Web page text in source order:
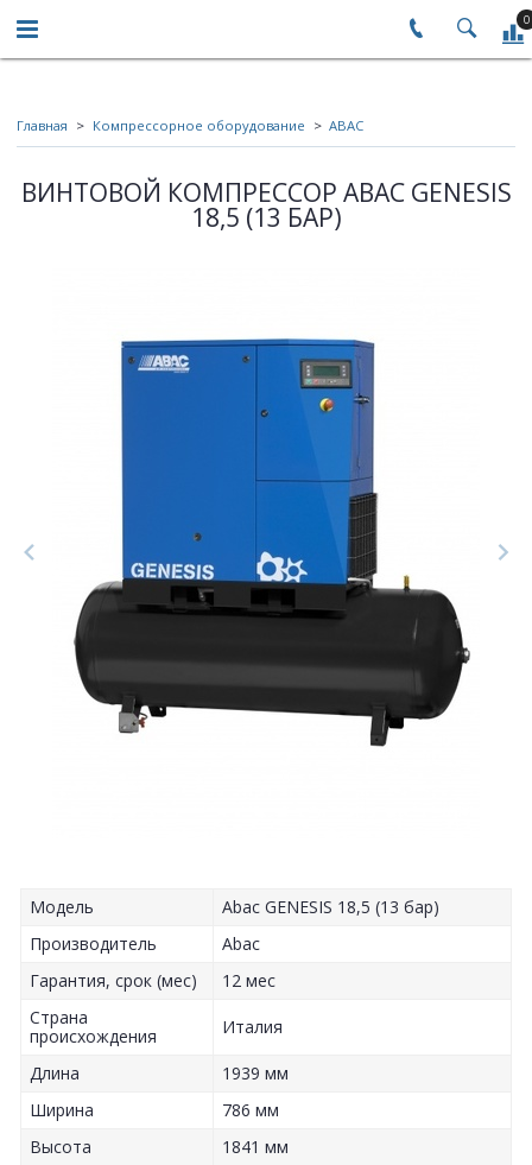
0
Главная Компрессорное оборудование ABAC
ВИНТОВОЙ КОМПРЕССОР ABAC GENESIS
18,5 (13 БАР)
Модель
Abac GENESIS 18,5 (13 бар)
Производитель
Abac
Гарантия, срок (мес)
12 мес
Страна
происхождения
Италия
Длина
1939 мм
Ширина
786 мм
Высота
1841 мм